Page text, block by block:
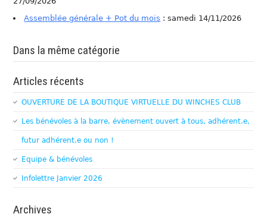
Assemblée générale + Pot du mois : samedi 14/11/2026
Dans la même catégorie
Articles récents
OUVERTURE DE LA BOUTIQUE VIRTUELLE DU WINCHES CLUB
Les bénévoles à la barre, évènement ouvert à tous, adhérent.e,
futur adhérent.e ou non !
Equipe & bénévoles
Infolettre Janvier 2026
Archives